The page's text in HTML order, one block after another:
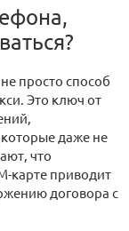
просто способ
Это ключ от
даже не
что
карте приводит
договора с